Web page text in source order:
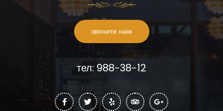
звоните нам
тел: 988-38-12